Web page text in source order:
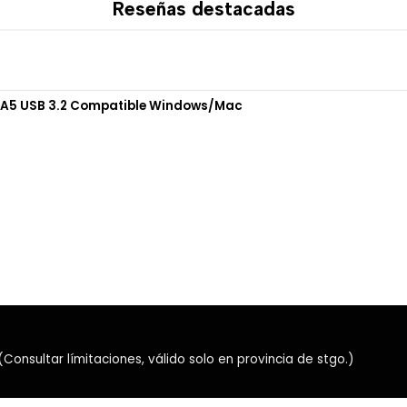
Bluetooth facilita el uso
El mouse incluye una base
Con un peso aproximado de
Reseñas destacadas
USB 3.2 Compatible Windows/Mac
límitaciones, válido solo en provincia de stgo.)